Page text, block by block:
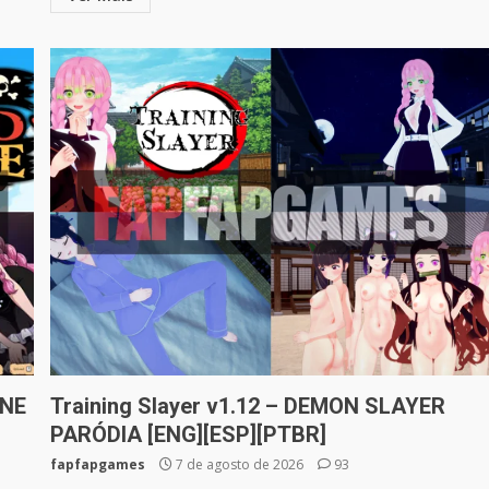
Training Slayer v1.12 – DEMON SLAYER
PARÓDIA [ENG][ESP][PTBR]
fapfapgames 7 de agosto de 2026 93